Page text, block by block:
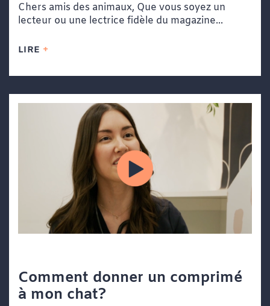
Chers amis des animaux, Que vous soyez un
lecteur ou une lectrice fidèle du magazine...
LIRE
Comment donner un comprimé
à mon chat?